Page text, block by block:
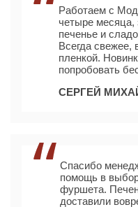
Работаем с
четыре месяца,
печенье и
Всегда свежее,
пленкой.
попробовать
СЕРГЕЙ
Спасибо
помощь в
фуршета.
доставили